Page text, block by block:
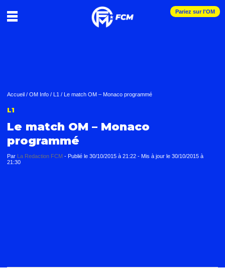
Pariez sur l'OM
Accueil / OM Info / L1 / Le match OM – Monaco programmé
L1
Le match OM – Monaco
programmé
Par La Redaction FCM - Publié le 30/10/2015 à 21:22 - Mis à jour le 30/10/2015 à
21:30